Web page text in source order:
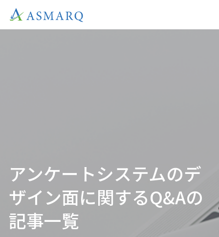
アンケートシステムのデ
ザイン面に関するQ&Aの
記事一覧